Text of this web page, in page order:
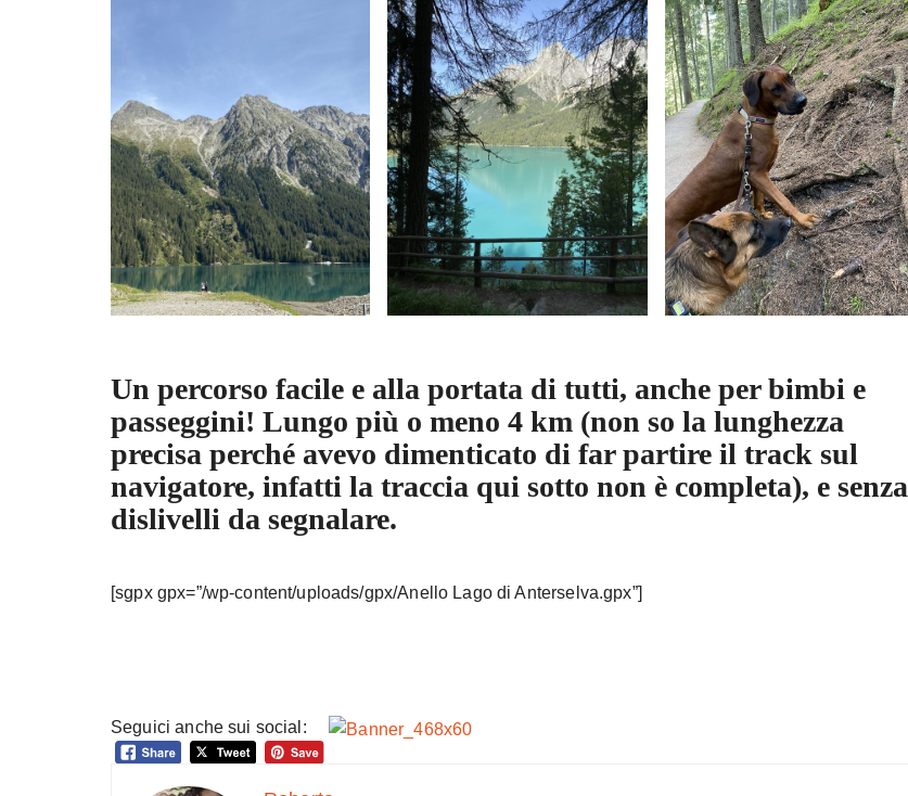
Un percorso facile e alla portata di tutti, anche per bimbi e
passeggini! Lungo più o meno 4 km (non so la lunghezza
precisa perché avevo dimenticato di far partire il track sul
navigatore, infatti la traccia qui sotto non è completa), e senza
dislivelli da segnalare.
[sgpx gpx=”/wp-content/uploads/gpx/Anello Lago di Anterselva.gpx”]
Seguici anche sui social: